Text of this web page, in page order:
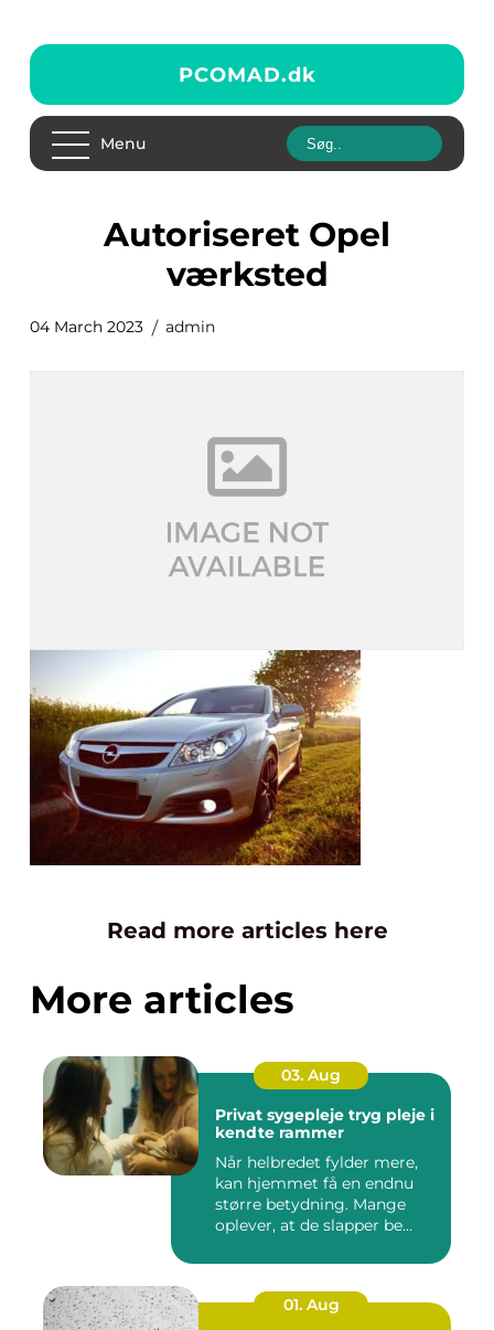
PCOMAD.dk
Menu
Autoriseret Opel
værksted
04 March 2023 admin
Read more articles here
More articles
03. Aug
Privat sygepleje tryg pleje i
kendte rammer
Når helbredet fylder mere,
kan hjemmet få en endnu
større betydning. Mange
oplever, at de slapper be...
01. Aug